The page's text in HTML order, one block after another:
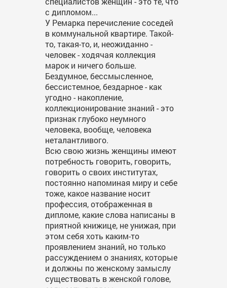
с дипломом...
У Ремарка перечисление соседей
в коммунальной квартире. Такой-
то, такая-то, и, неожиданно -
человек - ходячая коллекция
марок и ничего больше.
Бездумное, бессмысленное,
бессистемное, бездарное - как
угодно - накопление,
коллекционирование знаний - это
признак глубоко неумного
человека, вообще, человека
неталантливого.
Всю свою жизнь женщины имеют
потребность говорить, говорить,
говорить о своих институтах,
постоянно напоминая миру и себе
тоже, какое название носит
профессия, отображенная в
дипломе, какие слова написаны в
приятной книжице, не унижая, при
этом себя хоть каким-то
проявлением знаний, но только
рассуждением о знаниях, которые
и должны по женскому замыслу
существовать в женской голове,